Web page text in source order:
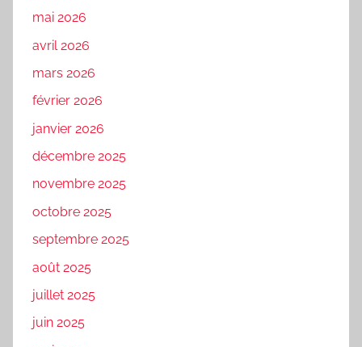
mai 2026
avril 2026
mars 2026
février 2026
janvier 2026
décembre 2025
novembre 2025
octobre 2025
septembre 2025
août 2025
juillet 2025
juin 2025